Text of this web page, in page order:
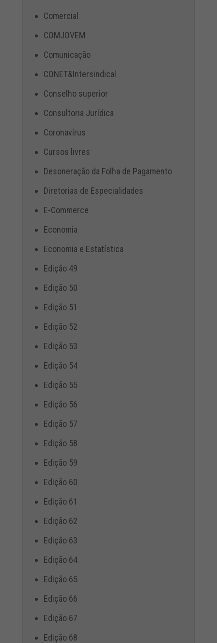
Comercial
COMJOVEM
Comunicação
CONET&Intersindical
Conselho superior
Consultoria Jurídica
Coronavírus
Cursos livres
Desoneração da Folha de Pagamento
Diretorias de Especialidades
E-Commerce
Economia
Economia e Estatística
Edição 49
Edição 50
Edição 51
Edição 52
Edição 53
Edição 54
Edição 55
Edição 56
Edição 57
Edição 58
Edição 59
Edição 60
Edição 61
Edição 62
Edição 63
Edição 64
Edição 65
Edição 66
Edição 67
Edição 68